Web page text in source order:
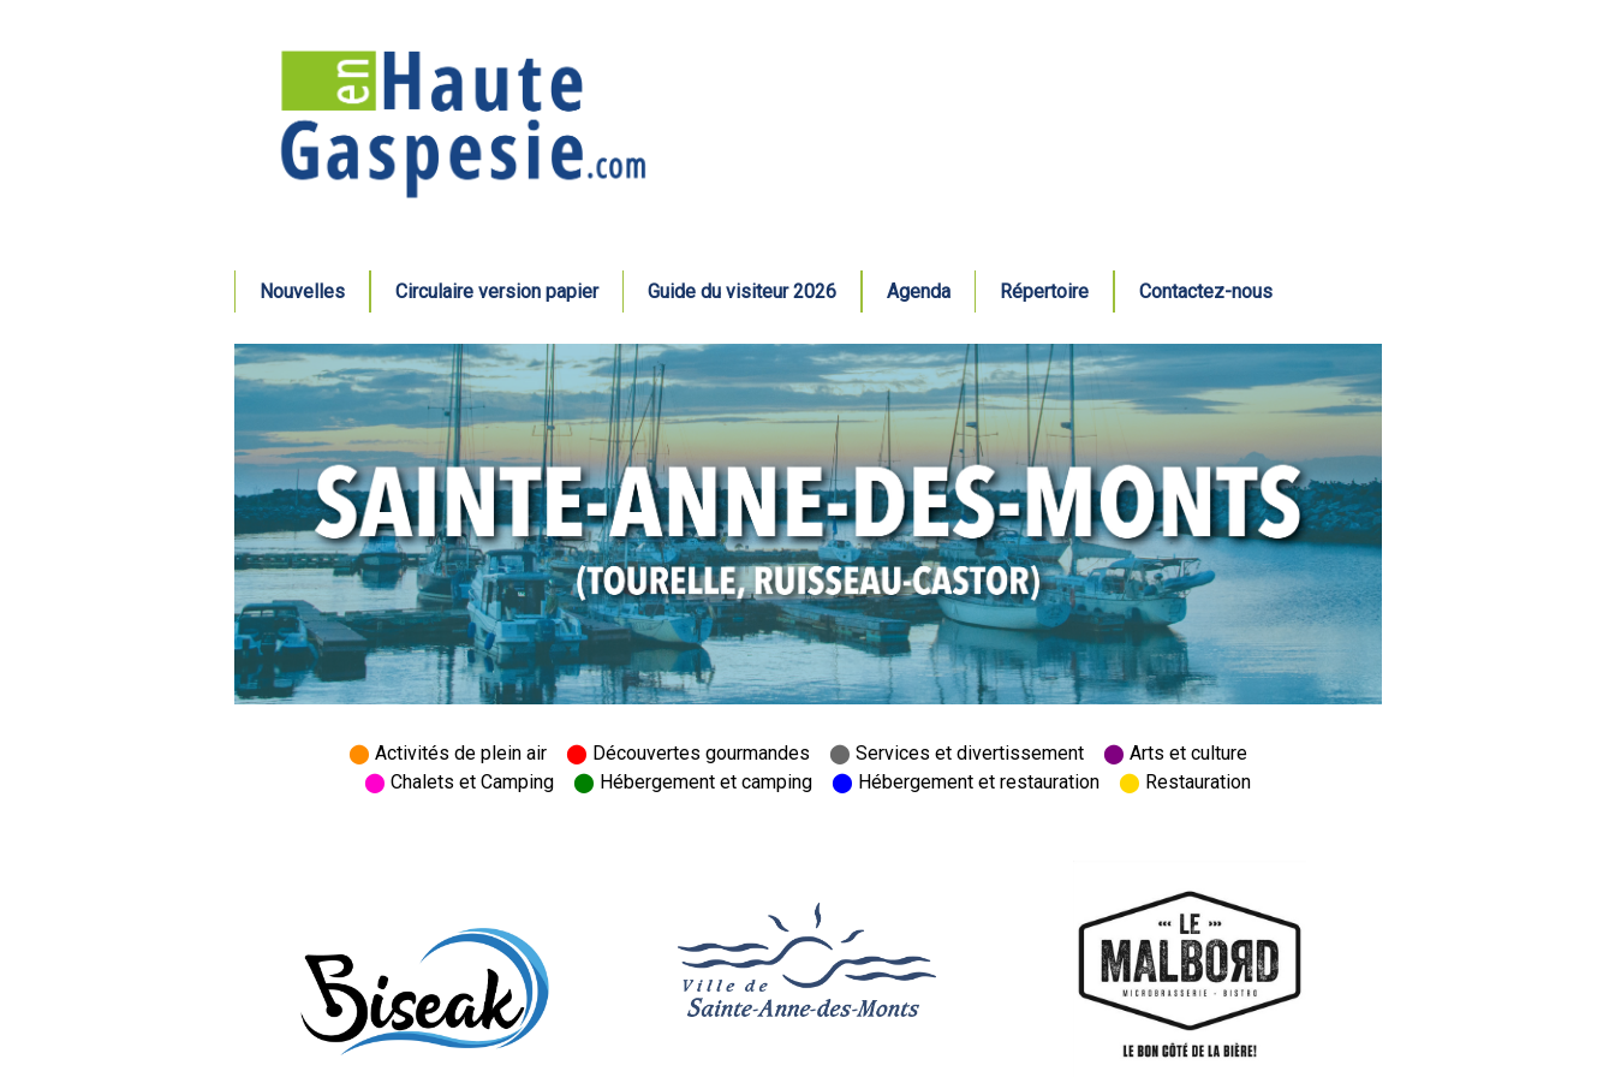
Nouvelles Circulaire version papier Guide du visiteur 2026 Agenda Répertoire Contactez-nous
⬤ Activités de plein air ⬤ Découvertes gourmandes ⬤ Services et divertissement ⬤ Arts et culture
⬤ Chalets et Camping ⬤ Hébergement et camping ⬤ Hébergement et restauration ⬤ Restauration